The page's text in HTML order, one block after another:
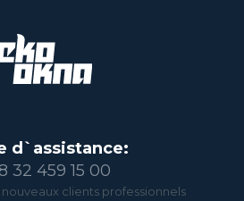
d`assistance:
32 459 15 00
clients professionnels